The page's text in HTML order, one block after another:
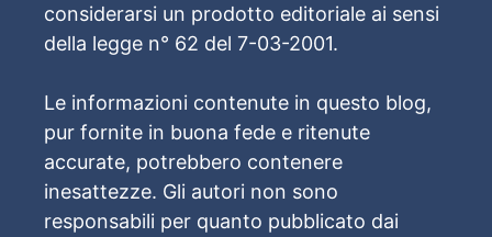
considerarsi un prodotto editoriale ai sensi
della legge n° 62 del 7-03-2001.
Le informazioni contenute in questo blog,
pur fornite in buona fede e ritenute
accurate, potrebbero contenere
inesattezze. Gli autori non sono
responsabili per quanto pubblicato dai